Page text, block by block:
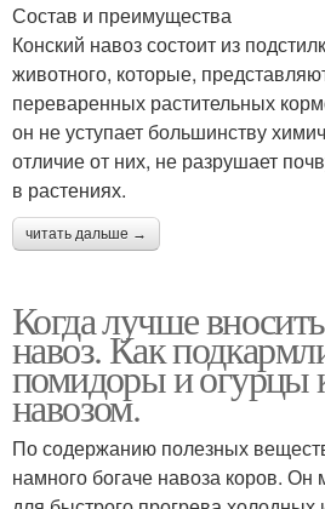
Состав и преимущества
Конский навоз состоит из
животного, которые,
переваренных растительных
он не уступает большинству
отличие от них, не разрушает
в растениях.
читать дальше →
Когда лучше
навоз. Как
помидоры и огурцы
навозом.
По содержанию полезных
намного богаче навоза коров. Он